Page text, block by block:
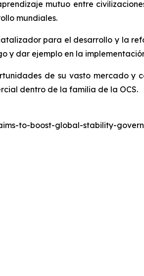
mutuo entre
mundiales.
para el desarrollo y la
y dar ejemplo en la
de su vasto mercado y
dentro de la familia de la OCS.
to-boost-global-stability-